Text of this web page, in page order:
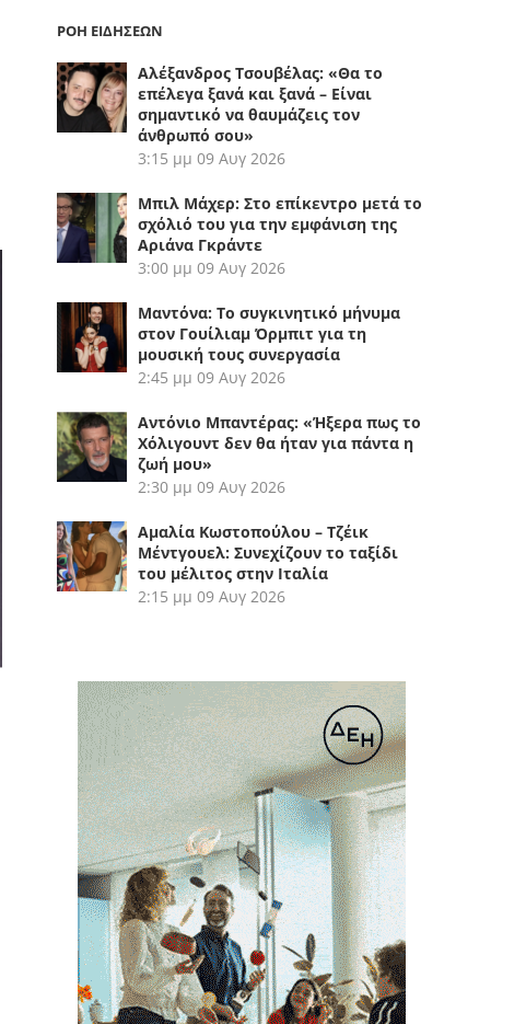
ΡΟΗ ΕΙΔΗΣΕΩΝ
Αλέξανδρος Τσουβέλας: «Θα το
επέλεγα ξανά και ξανά – Είναι
σημαντικό να θαυμάζεις τον
άνθρωπό σου»
3:15 μμ 09 Αυγ 2026
Μπιλ Μάχερ: Στο επίκεντρο μετά το
σχόλιό του για την εμφάνιση της
Αριάνα Γκράντε
3:00 μμ 09 Αυγ 2026
Μαντόνα: Το συγκινητικό μήνυμα
στον Γουίλιαμ Όρμπιτ για τη
μουσική τους συνεργασία
2:45 μμ 09 Αυγ 2026
Αντόνιο Μπαντέρας: «Ήξερα πως το
Χόλιγουντ δεν θα ήταν για πάντα η
ζωή μου»
2:30 μμ 09 Αυγ 2026
Αμαλία Κωστοπούλου – Τζέικ
Μέντγουελ: Συνεχίζουν το ταξίδι
του μέλιτος στην Ιταλία
2:15 μμ 09 Αυγ 2026